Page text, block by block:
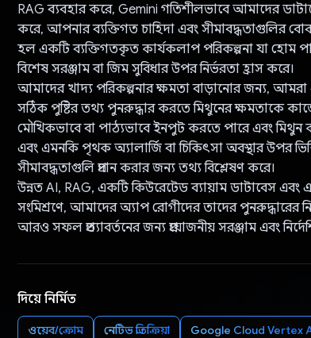
RAG ব্যবহার করে, Gemini গতিশীলভাবে আমাদের
করে, আপনার ব্যক্তিগত চাহিদা এবং সীমাবদ্ধতাগুলির
হল একটি ব্যক্তিগতকৃত কার্যকলাপ পরিকল্পনা যা হোম
বিশেষ সরঞ্জাম বা জিম সুবিধার উপর নির্ভরতা হ্রাস করে।
আমাদের খাদ্য পরিকল্পনার ক্ষমতা বাড়ানোর জন্য,
সঠিক পুষ্টির তথ্য পুনরুদ্ধার করতে মিথুনের ক্ষমতাকে
মৌখিকভাবে বা পাঠ্যভাবে ইনপুট করতে পারে এবং মিথুন
এবং এমনকি পৃথক অ্যালার্জি বা চিকিৎসা অবস্থার উপর
সীমাবদ্ধতাগুলি প্রদান করার জন্য তথ্য বিশ্লেষণ করে।
উন্নত AI, RAG, একটি কিউরেটেড ব্যায়াম ডাটাবেস
সংমিশ্রণে, আমাদের অ্যাপ রোগীদের তাদের পুনরুদ্ধারের
আরও সফল প্রত্যাবর্তনের জন্য প্রয়োজনীয় সরঞ্জাম এবং
দিয়ে নির্মিত
ওয়েব/ক্রোম নেটিভ প্রতিক্রিয়া Google Cloud Vertex